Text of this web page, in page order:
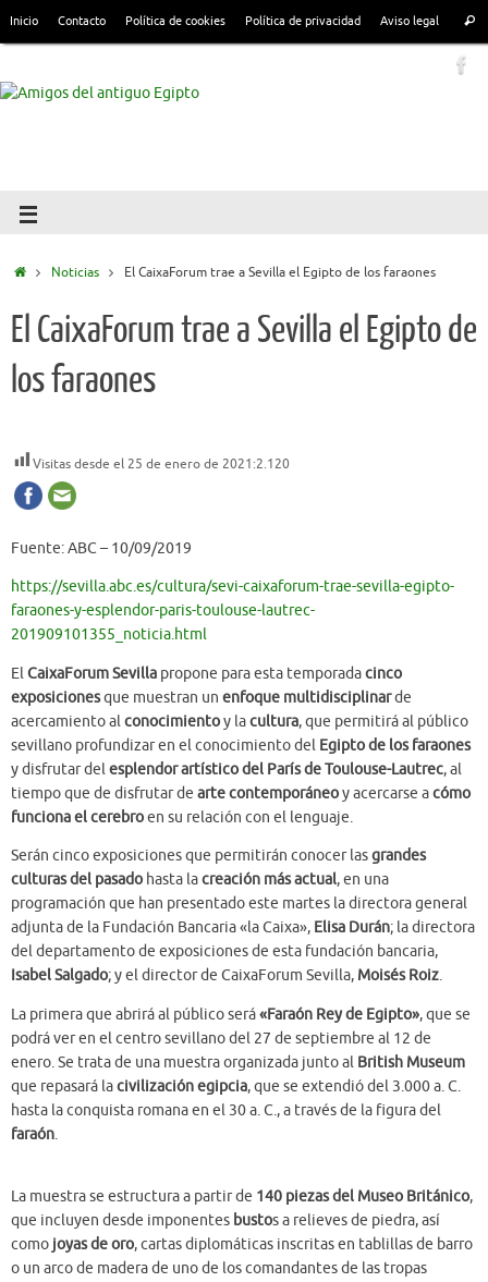
Inicio Contacto Política de cookies Política de privacidad Aviso legal
Noticias El CaixaForum trae a Sevilla el Egipto de los faraones
El CaixaForum trae a Sevilla el Egipto de
los faraones
Visitas desde el 25 de enero de 2021:2.120
Fuente: ABC – 10/09/2019
https://sevilla.abc.es/cultura/sevi-caixaforum-trae-sevilla-egipto-
faraones-y-esplendor-paris-toulouse-lautrec-
201909101355_noticia.html
ElCaixaForum Sevilla propone para esta temporadacinco
exposicionesque muestran un enfoque multidisciplinarde
acercamiento alconocimientoy lacultura, que permitirá al público
sevillano profundizar en el conocimiento del Egipto de los faraones
y disfrutar delesplendor artístico del París de Toulouse-Lautrec, al
tiempo que de disfrutar de arte contemporáneoy acercarse acómo
funciona el cerebroen su relación con el lenguaje.
Serán cinco exposiciones que permitirán conocer lasgrandes
culturas del pasado hasta lacreación más actual, en una
programación que han presentado este martes la directora general
adjunta de la Fundación Bancaria «la Caixa», Elisa Durán; la directora
del departamento de exposiciones de esta fundación bancaria,
Isabel Salgado; y el director de CaixaForum Sevilla, Moisés Roiz.
La primera que abrirá al público será«Faraón Rey de Egipto», que se
podrá ver en el centro sevillano del 27 de septiembre al 12 de
enero. Se trata de una muestra organizada junto al British Museum
que repasará lacivilización egipcia, que se extendió del 3.000 a. C.
hasta la conquista romana en el 30 a. C., a través de la figura del
faraón.
La muestra se estructura a partir de 140 piezas del Museo Británico,
que incluyen desde imponentes bustos a relieves de piedra, así
como joyas de oro, cartas diplomáticas inscritas en tablillas de barro
o un arco de madera de uno de los comandantes de las tropas